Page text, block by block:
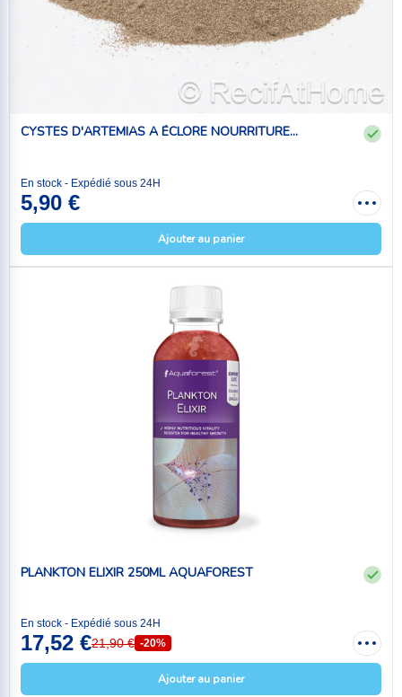
CYSTES D'ARTEMIAS A ÉCLORE NOURRITURE...
En stock - Expédié sous 24H
5,90 €
Ajouter au panier
PLANKTON ELIXIR 250ML AQUAFOREST
En stock - Expédié sous 24H
17,52 €21,90 € -20%
Ajouter au panier